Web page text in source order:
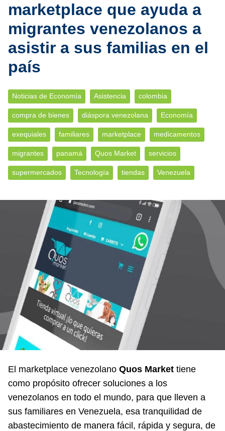
marketplace que ayuda a
migrantes venezolanos a
asistir a sus familias en el
país
Noticias de Economía Asistencia colombia
compra de bienes diáspora venezolana Economía
exequiales familiares marketplace medicamentos
migrantes panamá Quos Market servicios
supermercados Tecnología tiendas Venezuela
El marketplace venezolano Quos Market tiene
como propósito ofrecer soluciones a los
venezolanos en todo el mundo, para que lleven a
sus familiares en Venezuela, esa tranquilidad de
abastecimiento de manera fácil, rápida y segura, de